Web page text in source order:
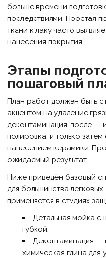
больше времени
последствиями. Простая
ткани к лаку часто
нанесения покрытия.
Этапы
пошаговый
План работ должен быть
акцентом на удаление
деконтаминация, после —
полировка, и только
нанесением керамики.
ожидаемый результат.
Ниже приведён базовый
для большинства
применяется в студиях
Детальная мойка с
губкой.
Деконтаминация —
химическая глина для